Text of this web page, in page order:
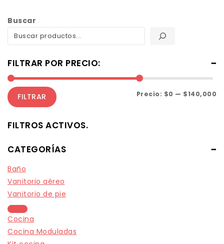
Buscar
FILTRAR POR PRECIO:
FILTRAR Precio: $0 — $140,000
FILTROS ACTIVOS.
CATEGORÍAS
Baño
Vanitorio aéreo
Vanitorio de pie
Cocina
Cocina Moduladas